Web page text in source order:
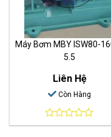
Máy Bơm MBY ISW80-160A-
5.5
Liên Hệ
Còn Hàng
0